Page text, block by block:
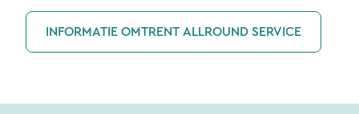
INFORMATIE OMTRENT ALLROUND SERVICE